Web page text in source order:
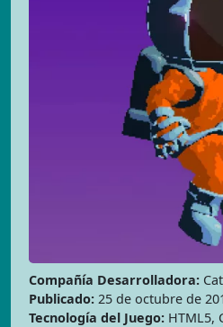
Compañía Desarrolladora:
Publicado: 25 de octubre de
Tecnología del Juego: HTML5,